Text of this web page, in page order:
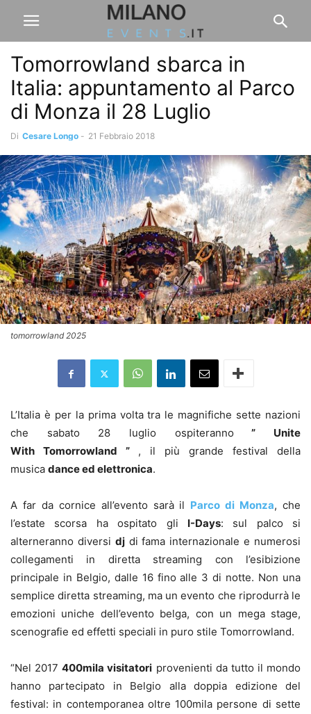
Tomorrowland sbarca in
Italia: appuntamento al Parco
di Monza il 28 Luglio
Di Cesare Longo - 21 Febbraio 2018
tomorrowland 2025
L’Italia è per la prima volta tra le magnifiche sette nazioni
che sabato 28 luglio ospiteranno ” Unite
With Tomorrowland ” , il più grande festival della
musica dance ed elettronica.
A far da cornice all’evento sarà il Parco di Monza, che
l’estate scorsa ha ospitato gli I-Days: sul palco si
alterneranno diversi djdi fama internazionale e numerosi
collegamenti in diretta streaming con l’esibizione
principale in Belgio, dalle 16 fino alle 3 di notte. Non una
semplice diretta streaming, ma un evento che riprodurrà le
emozioni uniche dell’evento belga, con un mega stage,
scenografie ed effetti speciali in puro stile Tomorrowland.
“Nel 2017400mila visitatori provenienti da tutto il mondo
hanno partecipato in Belgio alla doppia edizione del
festival: in contemporanea oltre 100mila persone di sette